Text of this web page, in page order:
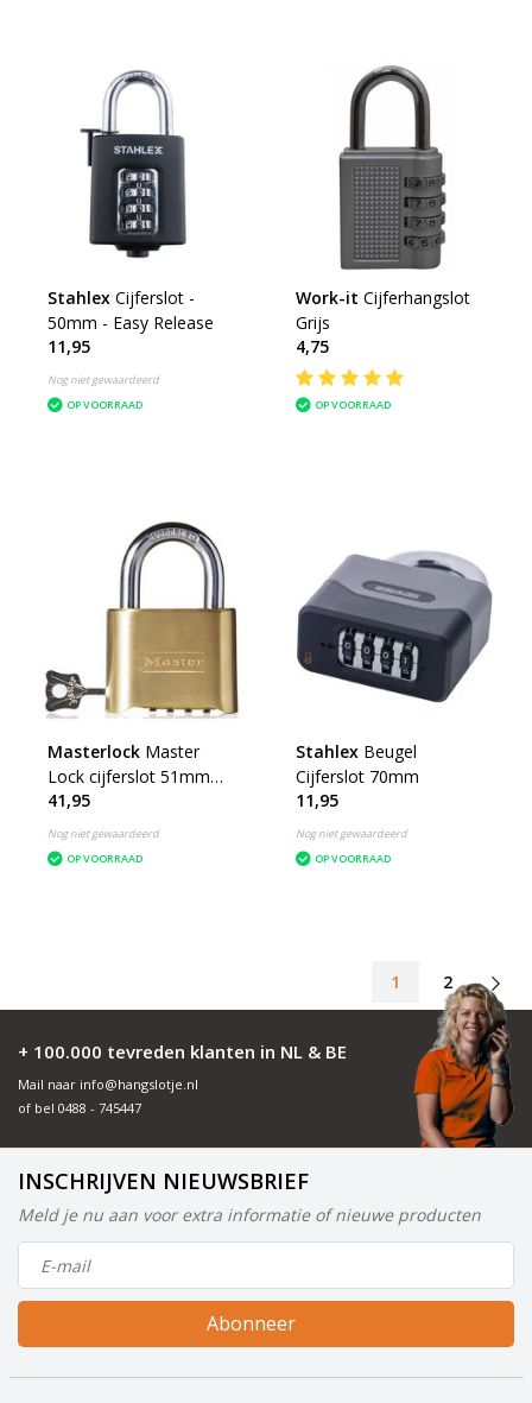
Stahlex Cijferslot -
50mm - Easy Release
11,95
Nog niet gewaardeerd
OP VOORRAAD
Work-it Cijferhangslot
Grijs
4,75
OP VOORRAAD
Masterlock Master
Lock cijferslot 51mm
massief messing
41,95
Nog niet gewaardeerd
OP VOORRAAD
Stahlex Beugel
Cijferslot 70mm
11,95
Nog niet gewaardeerd
OP VOORRAAD
1 2
+ 100.000 tevreden klanten in NL & BE
Mail naar info@hangslotje.nl
of bel 0488 - 745447
INSCHRIJVEN NIEUWSBRIEF
Meld je nu aan voor extra informatie of nieuwe producten
Abonneer